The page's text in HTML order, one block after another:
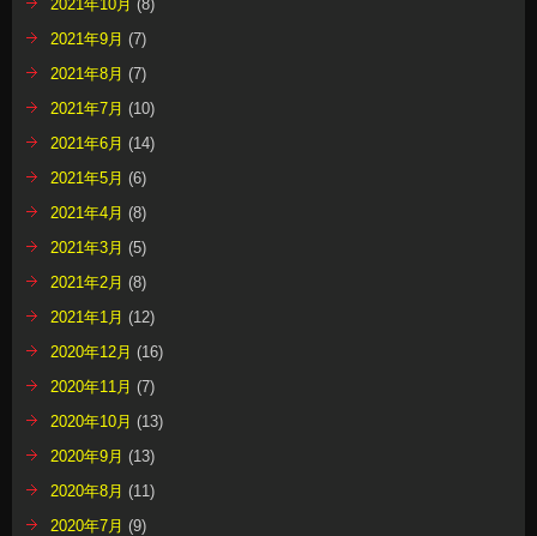
2021年10月 (8)
2021年9月 (7)
2021年8月 (7)
2021年7月 (10)
2021年6月 (14)
2021年5月 (6)
2021年4月 (8)
2021年3月 (5)
2021年2月 (8)
2021年1月 (12)
2020年12月 (16)
2020年11月 (7)
2020年10月 (13)
2020年9月 (13)
2020年8月 (11)
2020年7月 (9)